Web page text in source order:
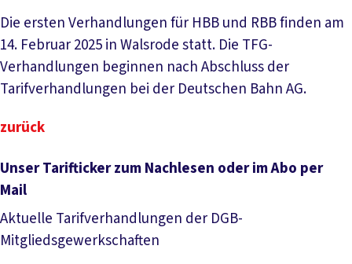
Die ersten Verhandlungen für HBB und RBB finden am
14. Februar 2025 in Walsrode statt. Die TFG-
Verhandlungen beginnen nach Abschluss der
Tarifverhandlungen bei der Deutschen Bahn AG.
zurück
Unser Tarifticker zum Nachlesen oder im Abo per
Mail
Aktuelle Tarifverhandlungen der DGB-
Mitgliedsgewerkschaften